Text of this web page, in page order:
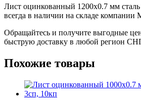
Лист оцинкованный 1200x0.7 мм
всегда в наличии на складе компании
Обращайтесь и получите выгодные
быструю доставку в любой регион
Похожие товары